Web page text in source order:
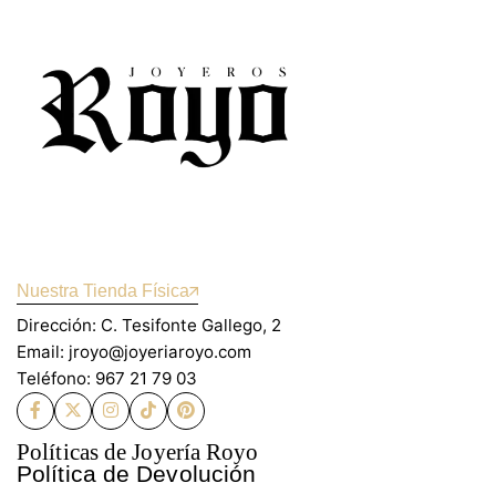
Nuestra Tienda Física
Dirección: C. Tesifonte Gallego, 2
Email: jroyo@joyeriaroyo.com
Teléfono: 967 21 79 03
Políticas de Joyería Royo
Política de Devolución